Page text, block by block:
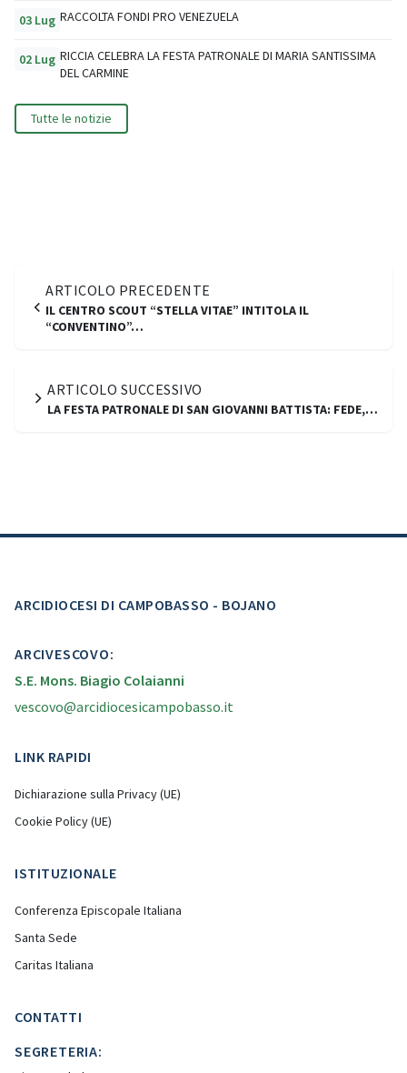
03 Lug RACCOLTA FONDI PRO VENEZUELA
02 Lug RICCIA CELEBRA LA FESTA PATRONALE DI MARIA SANTISSIMA
DEL CARMINE
Tutte le notizie
ARTICOLO PRECEDENTE
IL CENTRO SCOUT “STELLA VITAE” INTITOLA IL
“CONVENTINO”…
ARTICOLO SUCCESSIVO
LA FESTA PATRONALE DI SAN GIOVANNI BATTISTA: FEDE,…
ARCIDIOCESI DI CAMPOBASSO - BOJANO
ARCIVESCOVO:
S.E. Mons. Biagio Colaianni
vescovo@arcidiocesicampobasso.it
LINK RAPIDI
Dichiarazione sulla Privacy (UE)
Cookie Policy (UE)
ISTITUZIONALE
Conferenza Episcopale Italiana
Santa Sede
Caritas Italiana
CONTATTI
SEGRETERIA: